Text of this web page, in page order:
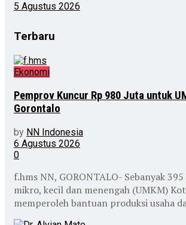
5 Agustus 2026
Terbaru
Ekonomi
Pemprov Kuncur Rp 980 Juta untuk
Gorontalo
by NN Indonesia
6 Agustus 2026
0
f.hms NN, GORONTALO- Sebanyak
mikro, kecil dan menengah (UMKM)
memperoleh bantuan produksi usaha